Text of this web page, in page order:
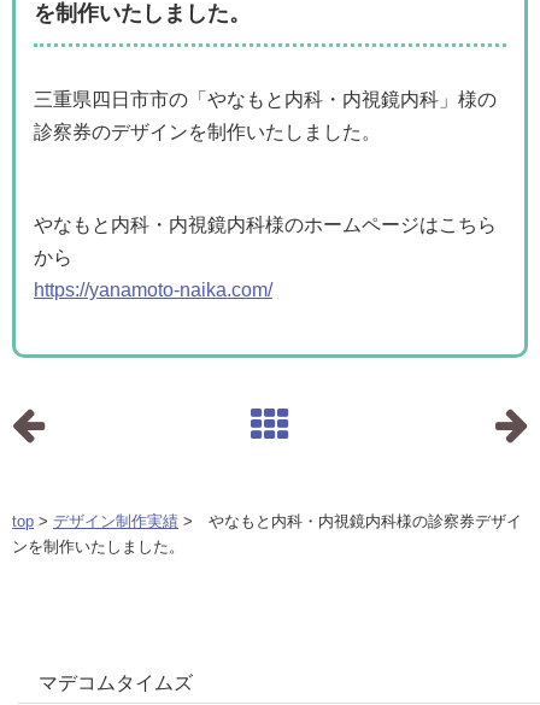
を制作いたしました。
三重県四日市市の「やなもと内科・内視鏡内科」様の
診察券のデザインを制作いたしました。
やなもと内科・内視鏡内科様のホームページはこちら
から
https://yanamoto-naika.com/
top > デザイン制作実績 > やなもと内科・内視鏡内科様の診察券デザイ
ンを制作いたしました。
マデコムタイムズ